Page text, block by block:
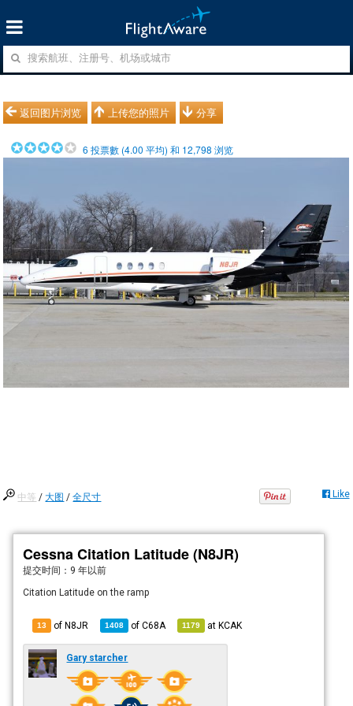
返回图片浏览 上传您的照片 分享
6 投票數 (4.00 平均) 和 12,798 浏览
中等 /大图 /全尺寸 Like
Cessna Citation Latitude (N8JR)
提交时间： 9 年以前
Citation Latitude on the ramp
13 of N8JR 1408 ofC68A 1179 atKCAK
Gary starcher